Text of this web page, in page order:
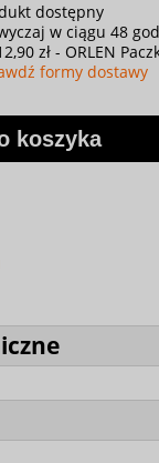
dostępny
w ciągu 48
zł - ORLEN
formy dostawy
koszyka